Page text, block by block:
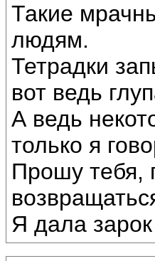
Такие
людям.
Тетрадки
вот ведь
А ведь
только я
Прошу тебя,
Я дала